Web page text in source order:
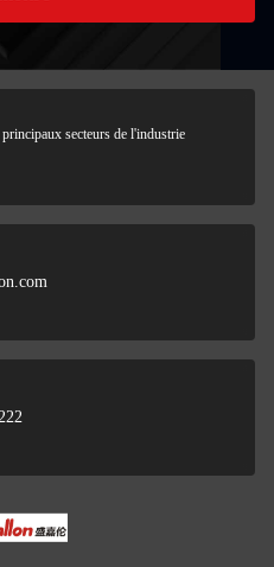
secteurs de l'industrie